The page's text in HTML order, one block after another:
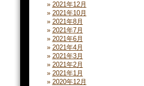
2021年12月
2021年10月
2021年8月
2021年7月
2021年6月
2021年4月
2021年3月
2021年2月
2021年1月
2020年12月